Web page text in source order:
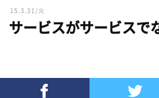
15.3.31/火
サービスがサービスで